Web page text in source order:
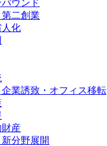
ウンド
二創業
化
業誘致・オフィス移転
産
分野展開